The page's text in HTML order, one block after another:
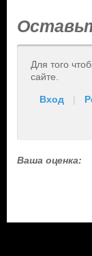
Для того
сайте.
Вход |
Ваша оценка: